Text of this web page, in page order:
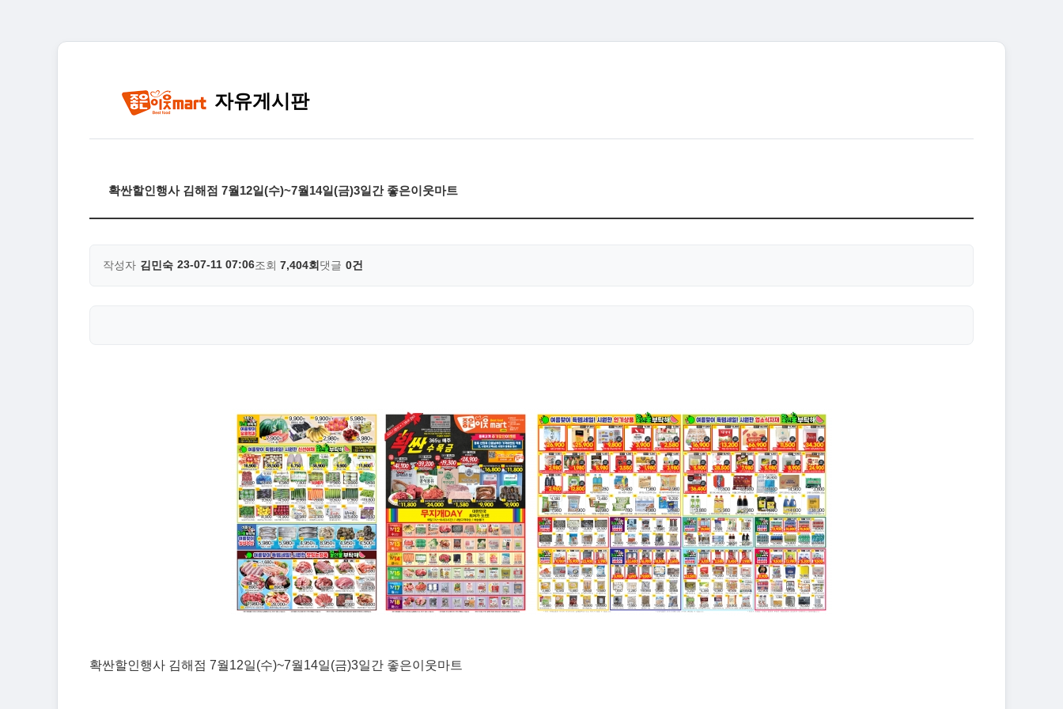
자유게시판
확싼할인행사 김해점 7월12일(수)~7월14일(금)3일간 좋은이웃마트
작성자 김민숙 23-07-11 07:06조회 7,404회 댓글 0건
확싼할인행사 김해점 7월12일(수)~7월14일(금)3일간 좋은이웃마트